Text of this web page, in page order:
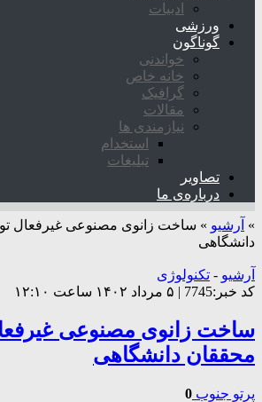
ادبیات
ورزشی
گوناگون
خواندنی
خانه خاص
گرافیک
مقالات
نیازمندی ها
استخدام
تبلیغات
تصاویر
درباره‌ی ما
» آرشیو » ساخت زانوی مصنوعی غیرفعال
دانشگاهی
آرشیو - تکنولوژی
کد خبر:7745 | ۵ مرداد ۱۴۰۲ ساعت ۱۲:۱۰
ساخت زانوی مصنوعی
محققان دانشگاهی
پرتو جنوب 0